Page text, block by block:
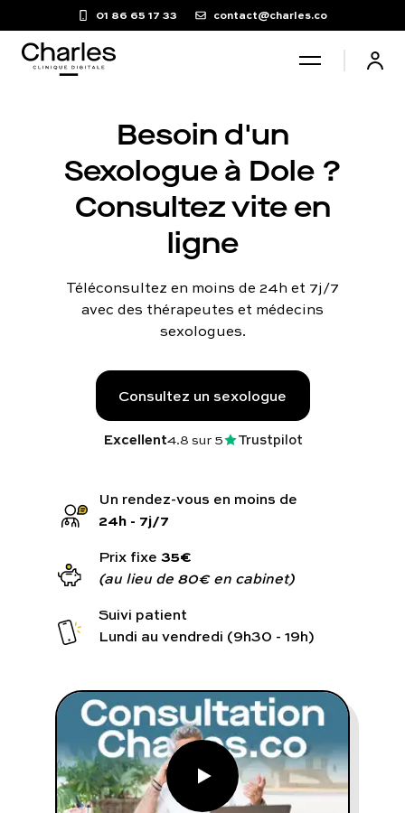
01 86 65 17 33 contact@charles.co
Santé sexuelle
Poids
Troubles du sommeil
Fertilité masculine
Programmes digitaux
Notre approche médicale
Prenez soin de vous :
Consultez un médecin
Vous avez des questions :
Besoin d'un
Sexologue à Dole ?
Consultez vite en
ligne
Téléconsultez en moins de 24h et 7j/7
avec des thérapeutes et médecins
sexologues.
Consultez un sexologue
Excellent4.8sur 5 Trustpilot
24h - 7j/7
Prix fixe 35€
(au lieu de 80€ en cabinet)
Suivi patient
Lundi au vendredi (9h30 - 19h)